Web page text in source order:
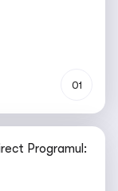
01
Programul: